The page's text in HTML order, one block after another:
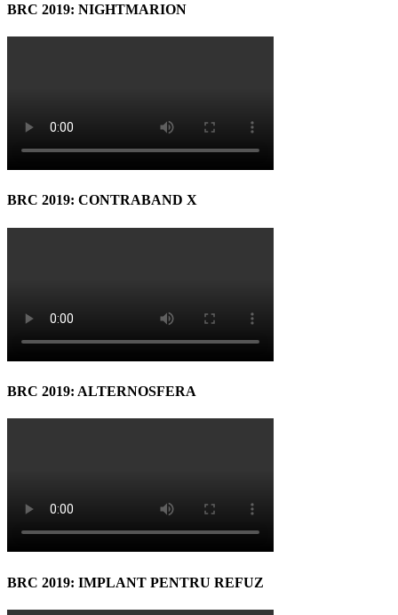
BRC 2019: NIGHTMARION
BRC 2019: CONTRABAND X
BRC 2019: ALTERNOSFERA
BRC 2019: IMPLANT PENTRU REFUZ